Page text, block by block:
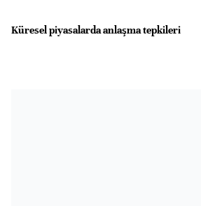
Küresel piyasalarda anlaşma tepkileri